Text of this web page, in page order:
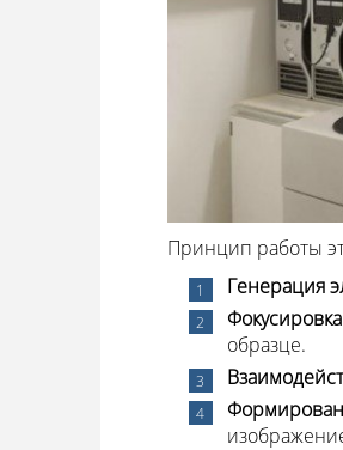
Принцип работы
Генерация
образце.